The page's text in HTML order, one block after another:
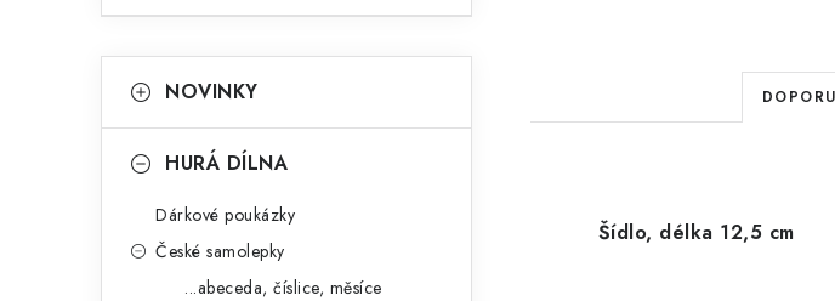
p
kategorie
a
NOVINKY
HURÁ DÍLNA
Dárkové poukázky
České samolepky
...abeceda, číslice, měsíce
Ř
a
e
Šídlo, délka 12,5 cm